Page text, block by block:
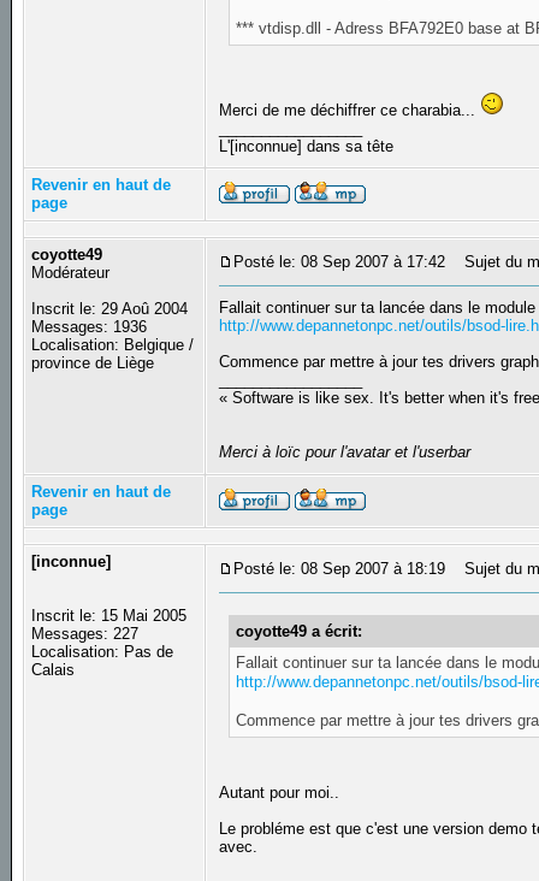
*** vtdisp.dll - Adress BFA792E0 base at
Merci de me déchiffrer ce charabia...
L'[inconnue] dans sa tête
Revenir en haut de
page
coyotte49
Modérateur
Inscrit le: 29 Aoû 2004
Messages: 1936
Localisation: Belgique /
province de Liège
Posté le: 08 Sep 2007 à 17:42 Sujet du
Fallait continuer sur ta lancée dans le
http://www.depannetonpc.net/outils/bsod-
Commence par mettre à jour tes drivers
« Software is like sex. It's better when it's
Merci à loïc pour l'avatar et l'userbar
Revenir en haut de
page
[inconnue]
Inscrit le: 15 Mai 2005
Messages: 227
Localisation: Pas de
Calais
Posté le: 08 Sep 2007 à 18:19 Sujet du
coyotte49 a écrit:
Fallait continuer sur ta lancée dans le
http://www.depannetonpc.net/outils/bsod-
Commence par mettre à jour tes drivers
Autant pour moi..
Le probléme est que c'est une version
avec.